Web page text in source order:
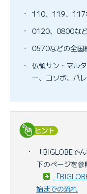
・
110、119、117
・
0120、0800な
・
0570などの全国
・
仏領サン・マル
ー、コソボ、パ
・ 「BIGLOBEでん
下のページを参
「
始までの流れ